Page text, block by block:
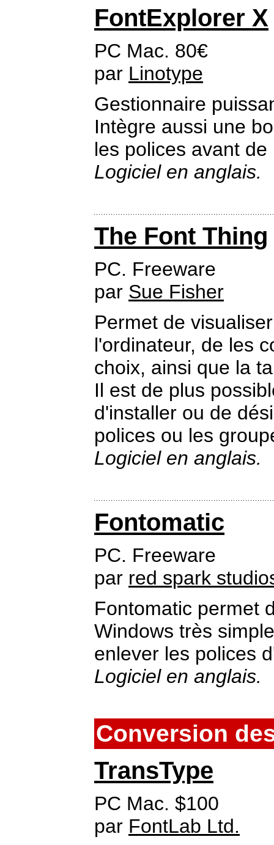
FontExplorer X
PC Mac. 80€
par Linotype
Gestionnaire
Intègre aussi une
les polices avant de
Logiciel en anglais.
The Font Thing
PC. Freeware
par Sue Fisher
Permet de
l'ordinateur, de les
choix, ainsi que la
Il est de plus
d'installer ou de
polices ou les
Logiciel en anglais.
Fontomatic
PC. Freeware
par red spark
Fontomatic permet
Windows très
enlever les polices
Logiciel en anglais.
Conversion
TransType
PC Mac. $100
par FontLab Ltd.